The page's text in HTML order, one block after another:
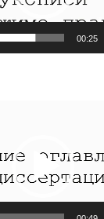
00:25